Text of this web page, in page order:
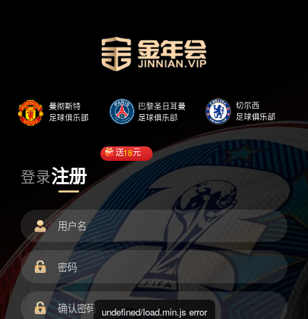
登录注册
送18元
undefined/load.min.js error